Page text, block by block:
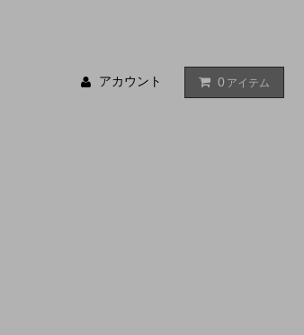
アカウント 0 アイテム